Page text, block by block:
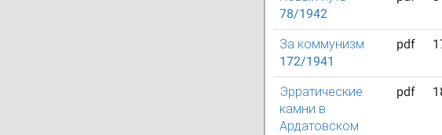
78/1942
За коммунизм
172/1941
pdf
Эрратические
камни в
Ардатовском
pdf